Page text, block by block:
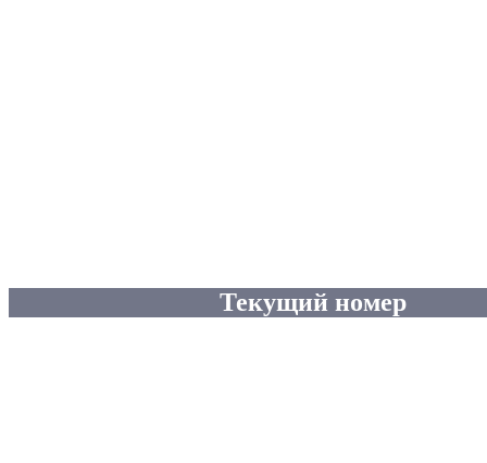
Текущий номер